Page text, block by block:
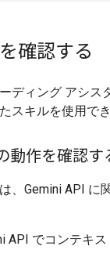
確認する
ディング アシス
スキルを使用で
動作を確認す
、Gemini API に
API でコンテキ